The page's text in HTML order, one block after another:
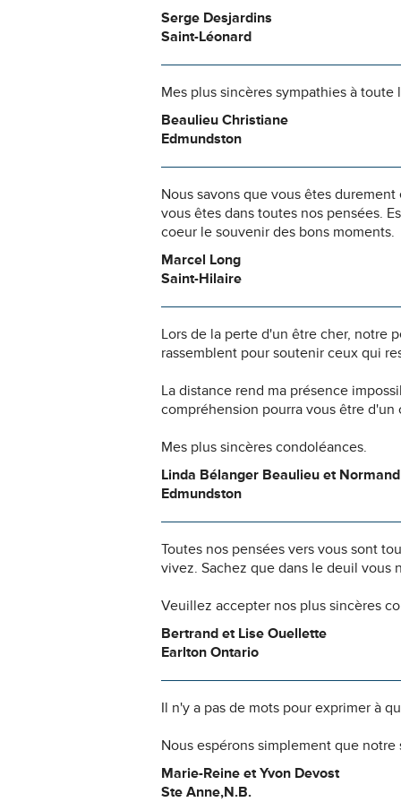
Serge Desjardins
Saint-Léonard
Mes plus sincères sympathies à toute
Beaulieu Christiane
Edmundston
Nous savons que vous êtes
vous êtes dans toutes nos pensées.
coeur le souvenir des bons moments.
Marcel Long
Saint-Hilaire
Lors de la perte d'un être cher, notre
rassemblent pour soutenir ceux qui
La distance rend ma présence
compréhension pourra vous être d'un
Mes plus sincères condoléances.
Linda Bélanger Beaulieu et Normand
Edmundston
Toutes nos pensées vers vous sont
vivez. Sachez que dans le deuil vous
Veuillez accepter nos plus sincères
Bertrand et Lise Ouellette
Earlton Ontario
Il n'y a pas de mots pour exprimer à
Nous espérons simplement que
Marie-Reine et Yvon Devost
Ste Anne,N.B.